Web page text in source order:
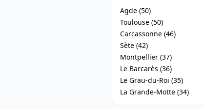
Agde (50)
Toulouse (50)
Carcassonne (46)
Sète (42)
Montpellier (37)
Le Barcarès (36)
Le Grau-du-Roi (35)
La Grande-Motte (34)